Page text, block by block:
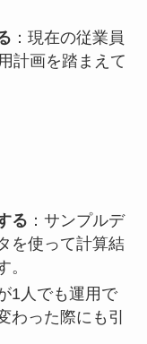
：現在の従業員
計画を踏まえて
る ：サンプルデ
を使って計算結
。
1人でも運用で
わった際にも引